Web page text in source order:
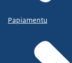
Papiamentu